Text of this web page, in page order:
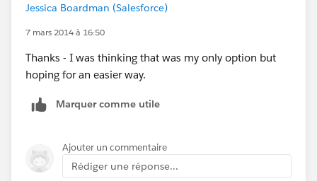
Jessica Boardman (Salesforce)
7 mars 2014 à 16:50
Thanks - I was thinking that was my only option but
hoping for an easier way.
Marquer comme utile
Ajouter un commentaire
Rédiger une réponse...